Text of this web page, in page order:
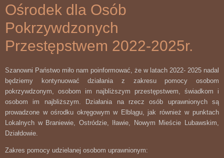
Ośrodek dla Osób
Pokrzywdzonych
Przestępstwem 2022-2025r.
Szanowni Państwo miło nam poinformować, że w latach 2022- 2025 nadal
będziemy kontynuować działania z zakresu pomocy osobom
pokrzywdzonym, osobom im najbliższym przestępstwem, świadkom i
osobom im najbliższym. Działania na rzecz osób uprawnionych są
prowadzone w ośrodku okręgowym w Elblągu, jak również w punktach
Lokalnych w Braniewie, Ostródzie, Iławie, Nowym Mieście Lubawskim,
Działdowie.
Zakres pomocy udzielanej osobom uprawnionym: